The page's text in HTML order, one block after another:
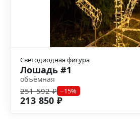
Светодиодная фигура
Лошадь #1
объёмная
251 592 ₽ −15%
213 850 ₽